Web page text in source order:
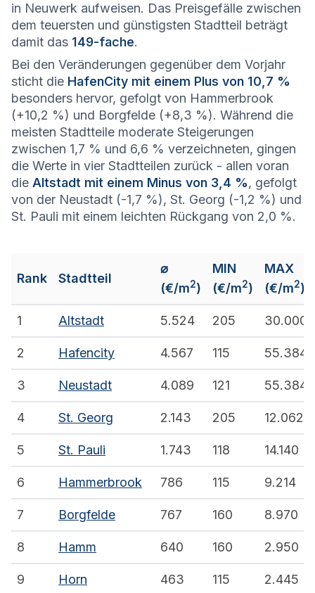
in Neuwerk aufweisen. Das Preisgefälle zwischen
dem teuersten und günstigsten Stadtteil beträgt
damit das 149-fache.
Bei den Veränderungen gegenüber dem Vorjahr
sticht die HafenCity mit einem Plus von 10,7 %
besonders hervor, gefolgt von Hammerbrook
(+10,2 %) und Borgfelde (+8,3 %). Während die
meisten Stadtteile moderate Steigerungen
zwischen 1,7 % und 6,6 % verzeichneten, gingen
die Werte in vier Stadtteilen zurück - allen voran
die Altstadt mit einem Minus von 3,4 %, gefolgt
von der Neustadt (-1,7 %), St. Georg (-1,2 %) und
St. Pauli mit einem leichten Rückgang von 2,0 %.
Rank Stadtteil
⌀
(€/m2)
MIN
(€/m2)
MAX
(€/m2)
1 Altstadt 5.524 205 30.000
2 Hafencity 4.567 115 55.384
3 Neustadt 4.089 121 55.384
4 St. Georg 2.143 205 12.062
5 St. Pauli 1.743 118 14.140
6 Hammerbrook 786 115 9.214
7 Borgfelde 767 160 8.970
8 Hamm 640 160 2.950
9 Horn 463 115 2.445